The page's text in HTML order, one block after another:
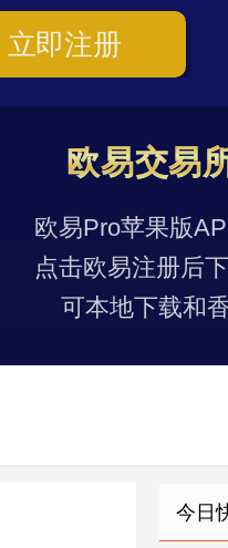
立即注册
欧易交易
欧易Pro苹果版
点击欧易注册后
可本地下载和
今日